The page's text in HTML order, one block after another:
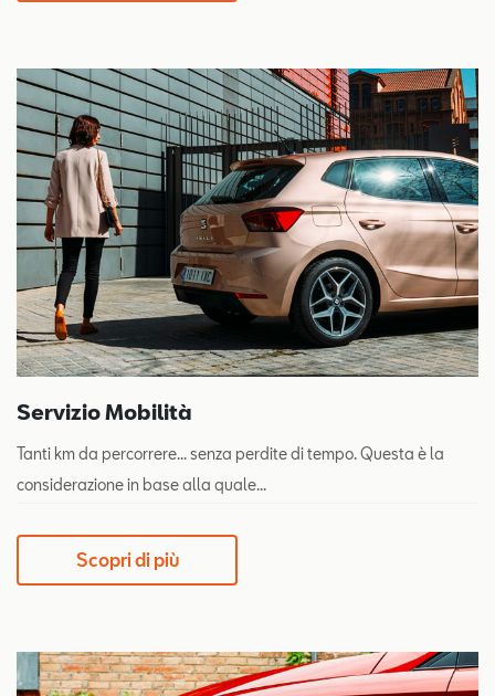
Servizio Mobilità
Tanti km da percorrere... senza perdite di tempo. Questa è la
considerazione in base alla quale...
Scopri di più